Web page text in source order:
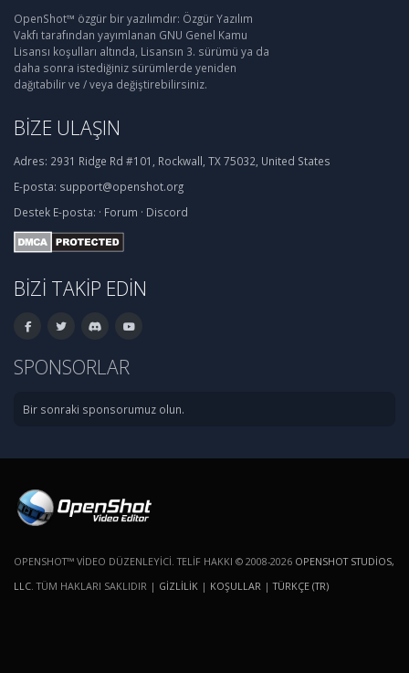
OpenShot™ özgür bir yazılımdır: Özgür Yazılım
Vakfı tarafından yayımlanan GNU Genel Kamu
Lisansı koşulları altında, Lisansın 3. sürümü ya da
daha sonra istediğiniz sürümlerde yeniden
dağıtabilir ve / veya değiştirebilirsiniz.
BIZE ULAŞIN
Adres: 2931 Ridge Rd #101, Rockwall, TX 75032, United States
E-posta: support@openshot.org
Destek E-posta: · Forum · Discord
BIZI TAKIP EDIN
SPONSORLAR
Bir sonraki sponsorumuz olun.
OPENSHOT™ VIDEO DÜZENLEYICI. TELIF HAKKI © 2008-2026 OPENSHOT STUDIOS,
LLC . TÜM HAKLARI SAKLIDIR | GIZLILIK | KOŞULLAR |TÜRKÇE (TR)